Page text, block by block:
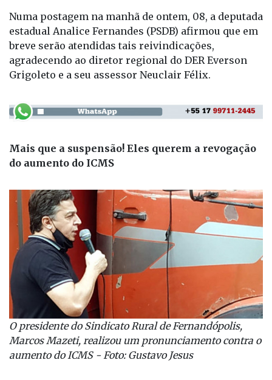
Numa postagem na manhã de ontem, 08, a deputada
estadual Analice Fernandes (PSDB) afirmou que em
breve serão atendidas tais reivindicações,
agradecendo ao diretor regional do DER Everson
Grigoleto e a seu assessor Neuclair Félix.
Mais que a suspensão! Eles querem a revogação
do aumento do ICMS
O presidente do Sindicato Rural de Fernandópolis,
Marcos Mazeti, realizou um pronunciamento contra o
aumento do ICMS - Foto: Gustavo Jesus